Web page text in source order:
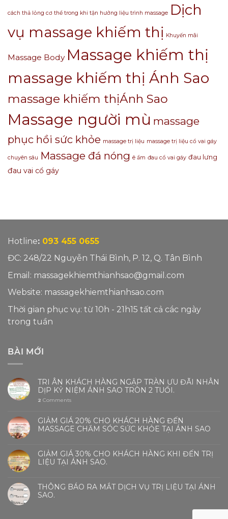
cách thả lỏng cơ thể trong khi tận hưởng liệu trình massage Dịch
vụ massage khiếm thị Khuyến mãi
Massage Body Massage khiếm thị
massage khiếm thị Ánh Sao
massage khiếm thịÁnh Sao
Massage người mù massage
phục hồi sức khỏe massage trị liệu massage trị liệu cổ vai gáy
chuyên sâu Massage đá nóng ê ẩm đau cổ vai gáy đau lưng
đau vai cổ gáy
Hotline: 093 455 0655
ĐC: 248/22 Nguyễn Thái Bình, P. 12, Q. Tân Bình
Email: massagekhiemthianhsao@gmail.com
Website: massagekhiemthianhsao.com
Thời gian phục vụ: từ 10h - 21h15 tất cả các ngày
trong tuần
BÀI MỚI
TRI ÂN KHÁCH HÀNG NGẬP TRÀN ƯU ĐÃI NHÂN
DỊP KỶ NIỆM ÁNH SAO TRÒN 2 TUỔI.
2 Comments
GIẢM GIÁ 20% CHO KHÁCH HÀNG ĐẾN
MASSAGE CHĂM SÓC SỨC KHỎE TẠI ÁNH SAO
GIẢM GIÁ 30% CHO KHÁCH HÀNG KHI ĐẾN TRỊ
LIỆU TẠI ÁNH SAO.
THÔNG BÁO RA MẮT DỊCH VỤ TRỊ LIỆU TẠI ÁNH
SAO.